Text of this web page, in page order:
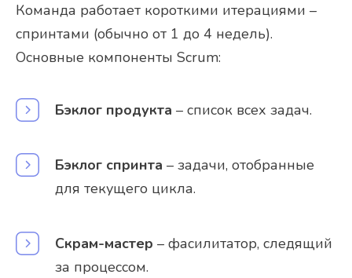
Команда работает короткими итерациями –
спринтами (обычно от 1 до 4 недель).
Основные компоненты Scrum:
Бэклог продукта – список всех задач.
Бэклог спринта – задачи, отобранные
для текущего цикла.
Скрам-мастер – фасилитатор, следящий
за процессом.